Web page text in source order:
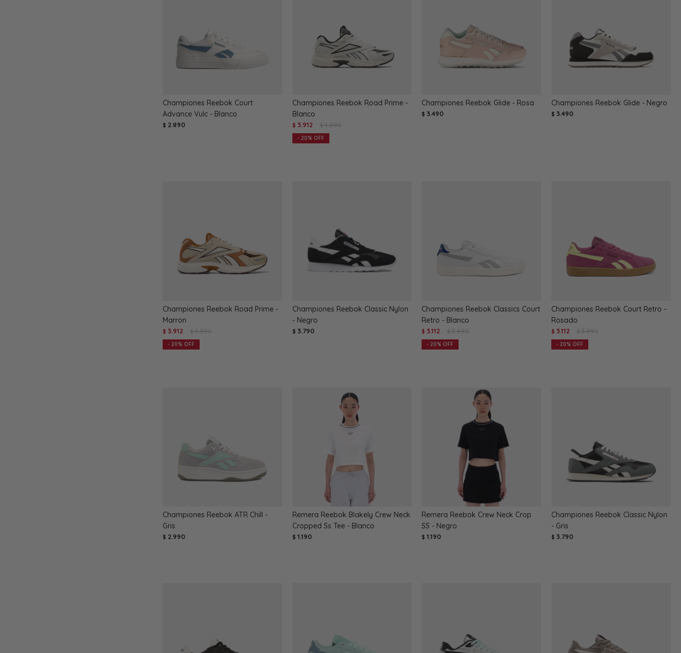
Championes Reebok Court
Advance Vulc - Blanco
$ 2.890
Championes Reebok Road Prime -
Blanco
$ 3.912 $ 4.890
20
Championes Reebok Glide - Rosa
$ 3.490
Championes Reebok Glide - Negro
$ 3.490
Championes Reebok Road Prime -
Marron
$ 3.912 $ 4.890
20
Championes Reebok Classic Nylon
- Negro
$ 3.790
Championes Reebok Classics Court
Retro - Blanco
$ 3.112 $ 3.890
20
Championes Reebok Court Retro -
Rosado
$ 3.112 $ 3.890
20
Championes Reebok ATR Chill -
Gris
$ 2.990
Remera Reebok Blakely Crew Neck
Cropped Ss Tee - Blanco
$ 1.190
Remera Reebok Crew Neck Crop
SS - Negro
$ 1.190
Championes Reebok Classic Nylon
- Gris
$ 3.790